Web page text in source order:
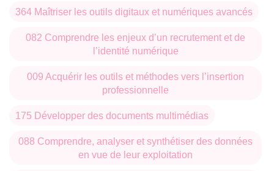
364 Maîtriser les outils digitaux et numériques avancés
082 Comprendre les enjeux d’un recrutement et de
l’identité numérique
009 Acquérir les outils et méthodes vers l’insertion
professionnelle
175 Développer des documents multimédias
088 Comprendre, analyser et synthétiser des données
en vue de leur exploitation